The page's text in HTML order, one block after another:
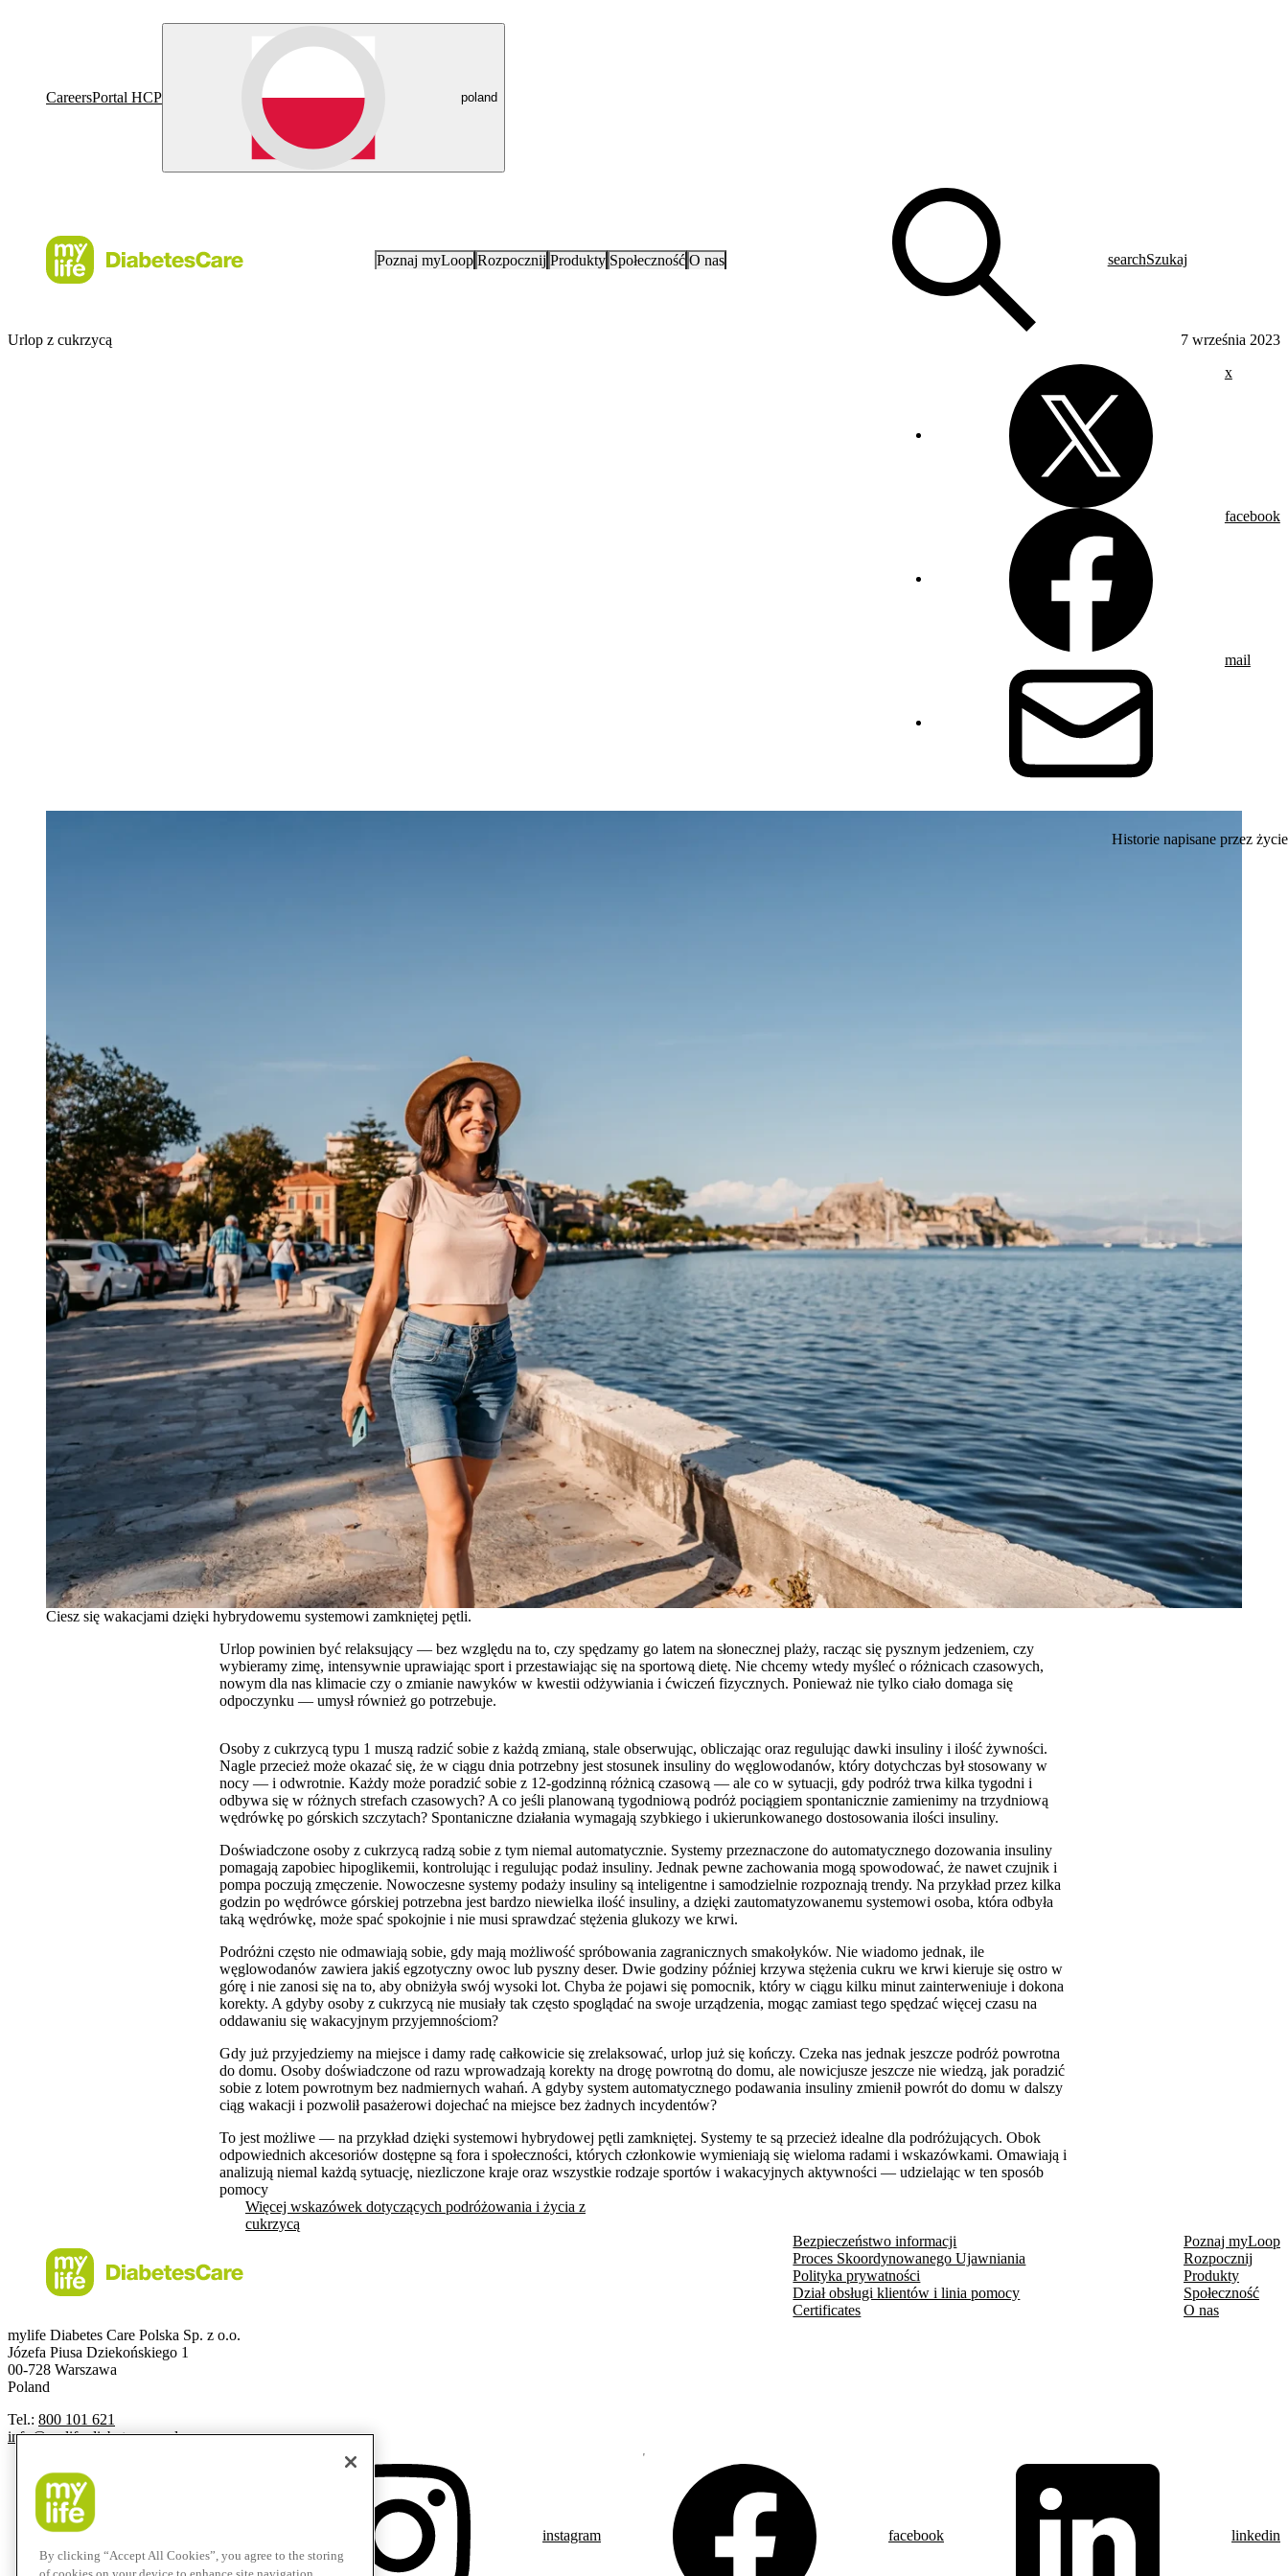
CareersPortal HCP poland
Poznaj myLoop Rozpocznij Produkty Społeczność O nas searchSzukaj
Urlop z cukrzycą
7 września 2023
x
facebook
mail
Historie napisane przez życie
Ciesz się wakacjami dzięki hybrydowemu systemowi zamkniętej pętli.
Urlop powinien być relaksujący — bez względu na to, czy spędzamy go latem na słonecznej plaży, racząc się pysznym jedzeniem, czy
wybieramy zimę, intensywnie uprawiając sport i przestawiając się na sportową dietę. Nie chcemy wtedy myśleć o różnicach czasowych,
nowym dla nas klimacie czy o zmianie nawyków w kwestii odżywiania i ćwiczeń fizycznych. Ponieważ nie tylko ciało domaga się
odpoczynku — umysł również go potrzebuje.
Osoby z cukrzycą typu 1 muszą radzić sobie z każdą zmianą, stale obserwując, obliczając oraz regulując dawki insuliny i ilość żywności.
Nagle przecież może okazać się, że w ciągu dnia potrzebny jest stosunek insuliny do węglowodanów, który dotychczas był stosowany w
nocy — i odwrotnie. Każdy może poradzić sobie z 12-godzinną różnicą czasową — ale co w sytuacji, gdy podróż trwa kilka tygodni i
odbywa się w różnych strefach czasowych? A co jeśli planowaną tygodniową podróż pociągiem spontanicznie zamienimy na trzydniową
wędrówkę po górskich szczytach? Spontaniczne działania wymagają szybkiego i ukierunkowanego dostosowania ilości insuliny.
Doświadczone osoby z cukrzycą radzą sobie z tym niemal automatycznie. Systemy przeznaczone do automatycznego dozowania insuliny
pomagają zapobiec hipoglikemii, kontrolując i regulując podaż insuliny. Jednak pewne zachowania mogą spowodować, że nawet czujnik i
pompa poczują zmęczenie. Nowoczesne systemy podaży insuliny są inteligentne i samodzielnie rozpoznają trendy. Na przykład przez kilka
godzin po wędrówce górskiej potrzebna jest bardzo niewielka ilość insuliny, a dzięki zautomatyzowanemu systemowi osoba, która odbyła
taką wędrówkę, może spać spokojnie i nie musi sprawdzać stężenia glukozy we krwi.
Podróżni często nie odmawiają sobie, gdy mają możliwość spróbowania zagranicznych smakołyków. Nie wiadomo jednak, ile
węglowodanów zawiera jakiś egzotyczny owoc lub pyszny deser. Dwie godziny później krzywa stężenia cukru we krwi kieruje się ostro w
górę i nie zanosi się na to, aby obniżyła swój wysoki lot. Chyba że pojawi się pomocnik, który w ciągu kilku minut zainterweniuje i dokona
korekty. A gdyby osoby z cukrzycą nie musiały tak często spoglądać na swoje urządzenia, mogąc zamiast tego spędzać więcej czasu na
oddawaniu się wakacyjnym przyjemnościom?
Gdy już przyjedziemy na miejsce i damy radę całkowicie się zrelaksować, urlop już się kończy. Czeka nas jednak jeszcze podróż powrotna
do domu. Osoby doświadczone od razu wprowadzają korekty na drogę powrotną do domu, ale nowicjusze jeszcze nie wiedzą, jak poradzić
sobie z lotem powrotnym bez nadmiernych wahań. A gdyby system automatycznego podawania insuliny zmienił powrót do domu w dalszy
ciąg wakacji i pozwolił pasażerowi dojechać na miejsce bez żadnych incydentów?
To jest możliwe — na przykład dzięki systemowi hybrydowej pętli zamkniętej. Systemy te są przecież idealne dla podróżujących. Obok
odpowiednich akcesoriów dostępne są fora i społeczności, których członkowie wymieniają się wieloma radami i wskazówkami. Omawiają i
analizują niemal każdą sytuację, niezliczone kraje oraz wszystkie rodzaje sportów i wakacyjnych aktywności — udzielając w ten sposób
pomocy
Więcej wskazówek dotyczących podróżowania i życia z
cukrzycą
mylife Diabetes Care Polska Sp. z o.o.
Józefa Piusa Dziekońskiego 1
00-728 Warszawa
Poland
Tel.: 800 101 621
info@mylife-diabetescare.pl
Bezpieczeństwo informacji
Proces Skoordynowanego Ujawniania
Polityka prywatności
Dział obsługi klientów i linia pomocy
Certificates
Poznaj myLoop
Rozpocznij
Produkty
Społeczność
O nas
instagram facebook linkedin
By clicking “Accept All Cookies”, you agree to the storing